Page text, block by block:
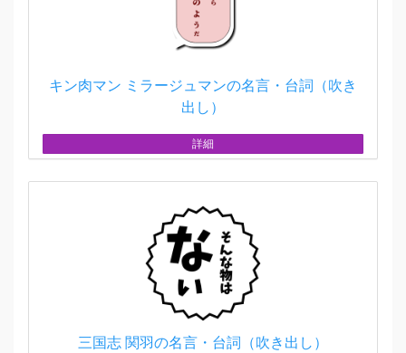
キン肉マン ミラージュマンの名言・台詞（吹き
出し）
詳細
三国志 関羽の名言・台詞（吹き出し）